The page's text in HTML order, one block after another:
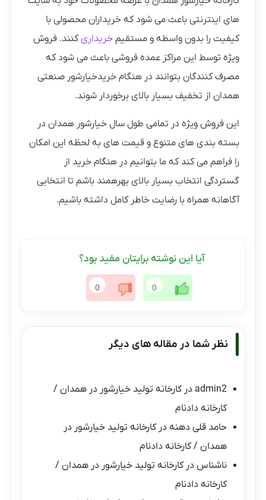
های اینترنتی باعث می شود که خریداران محصولی با
کیفیت را بدون واسطه و مستقیمخریداریکنند. فروش
ویژه توسط این مراکز عمده فروشی باعث می شود که
مصرف کنندگان بتوانند در هنگام خریدخیارشور صنعتی
همدان از تخفیف بسیار بالای برخوردار شوند.
این فروش ویژه در تمامی طول سال خیارشور همدان در
بسته بندی های متنوع و قیمت های به لحظه این امکان
را فراهم می کند که ما بتوانیم در هنگام خرید از
گستردگی انتخاب بسیار بالای بهرهمند باشم تا انتخابی
آگاهانه همراه با رضایت خاطر کامل داشته باشیم.
آیا این نوشته برایتان مفید بود؟
0
0
نظر شما در مقاله های دیگر
admin2 درکارخانه تولید خیارشور در همدان /
کارخانه دادنام
حامد قلی دهنه درکارخانه تولید خیارشور در
همدان / کارخانه دادنام
ناشناس درکارخانه تولید خیارشور در همدان /
کارخانه دادنام